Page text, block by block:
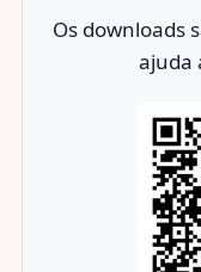
Os downloads
ajuda